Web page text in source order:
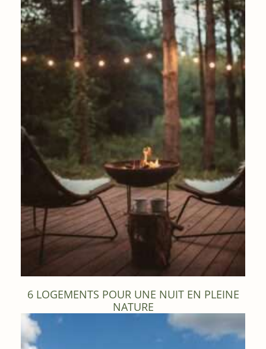
6 LOGEMENTS POUR UNE NUIT EN PLEINE
NATURE